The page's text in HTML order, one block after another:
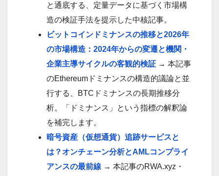
と通底する、定量データに基づく市場構
造の検証手法を提示した中核記事。
ビットコインドミナンスの推移と2026年
の市場構造：2024年からの変遷と機関・
企業主導サイクルの客観的検証 → 本記事
のEthereumドミナンスの構造的議論と並
行する、BTCドミナンスの長期推移分
析。「ドミナンス」という指標の解釈論
を補完します。
暗号資産（仮想通貨）追跡サービスと
は？オンチェーン分析とAMLコンプライ
アンスの最前線 → 本記事のRWA.xyz・